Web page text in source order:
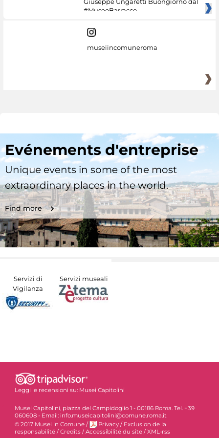
Giuseppe Ungaretti Buongiorno dal
#MuseoBarracco
museiincomuneroma
Evénements d'entreprise
Unique events in some of the most
extraordinary places in the world.
Find more
Servizi di
Vigilanza
Servizi museali
Leggi le recensioni su: Musei Capitolini
Musei Capitolini, piazza del Campidoglio 1 - 00186 Roma. Tel. +39
060608 - Email: info.museicapitolini@comune.roma.it
© 2017 Musei in Comune / Privacy / Exclusion de la
responsabilité / Credits / Accessibilité du site / XML-rss